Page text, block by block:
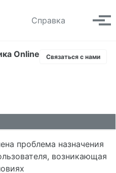
Справка Toggle
Online Связаться с нами
проблема назначения
возникающая